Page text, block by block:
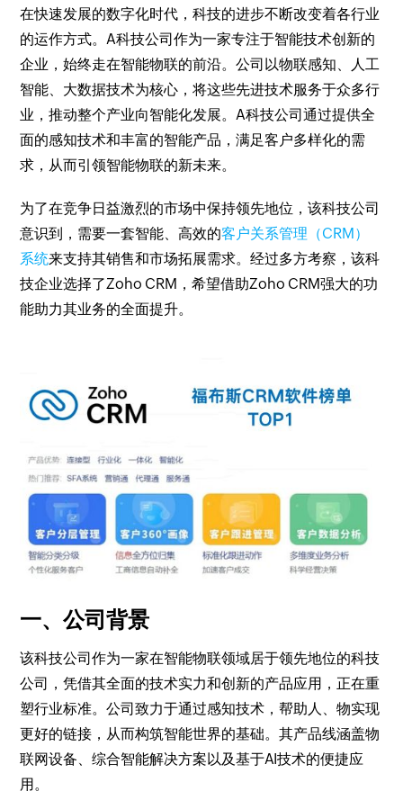
在快速发展的数字化时代，科技的进步不断改变着各行业
的运作方式。A科技公司作为一家专注于智能技术创新的
企业，始终走在智能物联的前沿。公司以物联感知、人工
智能、大数据技术为核心，将这些先进技术服务于众多行
业，推动整个产业向智能化发展。A科技公司通过提供全
面的感知技术和丰富的智能产品，满足客户多样化的需
求，从而引领智能物联的新未来。
为了在竞争日益激烈的市场中保持领先地位，该科技公司
意识到，需要一套智能、高效的客户关系管理（CRM）
系统来支持其销售和市场拓展需求。经过多方考察，该科
技企业选择了Zoho CRM，希望借助Zoho CRM强大的功
能助力其业务的全面提升。
一、公司背景
该科技公司作为一家在智能物联领域居于领先地位的科技
公司，凭借其全面的技术实力和创新的产品应用，正在重
塑行业标准。公司致力于通过感知技术，帮助人、物实现
更好的链接，从而构筑智能世界的基础。其产品线涵盖物
联网设备、综合智能解决方案以及基于AI技术的便捷应
用。